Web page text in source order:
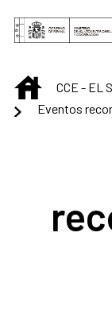
Saltar al
INICIOCCE - EL
Eventos